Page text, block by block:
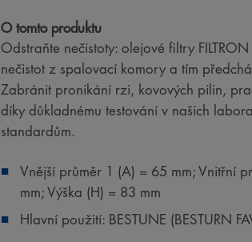
O tomto produktu
Odstraňte nečistoty: olejové filtry
nečistot z spalovací komory a tím
Zabránit pronikání rzi, kovových pilin,
díky důkladnému testování v našich
standardům.
Vnější průměr 1 (A) = 65 mm; Vnitřní
mm; Výška (H) = 83 mm
Hlavní použití: BESTUNE (BESTURN